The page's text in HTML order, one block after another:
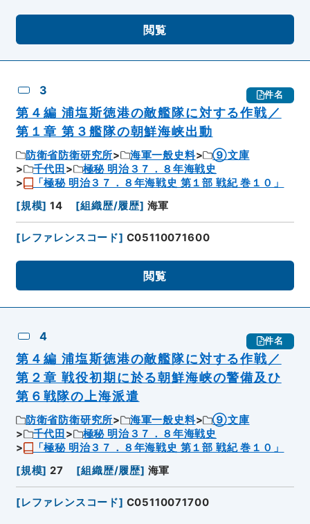
閲覧
3 件名
第４編 浦塩斯徳港の敵艦隊に対する作戦／
第１章 第３艦隊の朝鮮海峡出動
防衛省防衛研究所 海軍一般史料
⑨文庫
千代田
極秘 明治３７．８年海戦史
「極秘 明治３７．８年海戦史 第１部 戦紀 巻１０」
[規模] 14 [組織歴/履歴] 海軍
[レファレンスコード] C05110071600
閲覧
4 件名
第４編 浦塩斯徳港の敵艦隊に対する作戦／
第２章 戦役初期に於る朝鮮海峡の警備及ひ
第６戦隊の上海派遣
防衛省防衛研究所 海軍一般史料
⑨文庫
千代田
極秘 明治３７．８年海戦史
「極秘 明治３７．８年海戦史 第１部 戦紀 巻１０」
[規模] 27 [組織歴/履歴] 海軍
[レファレンスコード] C05110071700